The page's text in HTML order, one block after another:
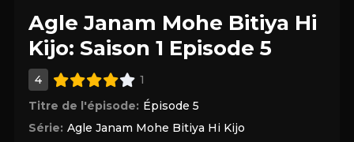
Agle Janam Mohe Bitiya Hi
Kijo: Saison 1 Episode 5
4
1
Titre de l'épisode: Épisode 5
Série: Agle Janam Mohe Bitiya Hi Kijo